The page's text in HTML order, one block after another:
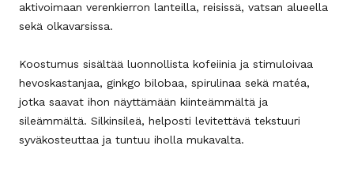
aktivoimaan verenkierron lanteilla, reisissä, vatsan alueella
sekä olkavarsissa.
Koostumus sisältää luonnollista kofeiinia ja stimuloivaa
hevoskastanjaa, ginkgo bilobaa, spirulinaa sekä matéa,
jotka saavat ihon näyttämään kiinteämmältä ja
sileämmältä. Silkinsileä, helposti levitettävä tekstuuri
syväkosteuttaa ja tuntuu iholla mukavalta.